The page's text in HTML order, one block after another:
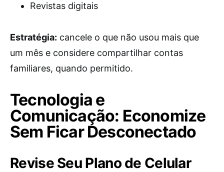
Revistas digitais
Estratégia: cancele o que não usou mais que
um mês e considere compartilhar contas
familiares, quando permitido.
Tecnologia e
Comunicação: Economize
Sem Ficar Desconectado
Revise Seu Plano de Celular